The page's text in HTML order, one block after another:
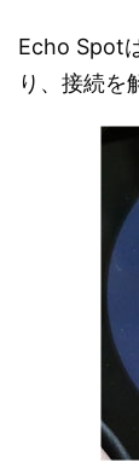
Echo Spot
り、接続を